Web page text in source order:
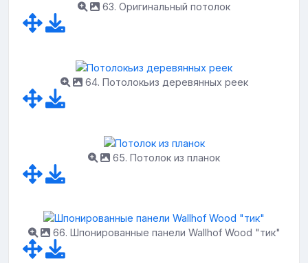
63. Оригинальный потолок
64. Потолокьиз деревянных реек
65. Потолок из планок
66. Шпонированные панели Wallhof Wood "тик"